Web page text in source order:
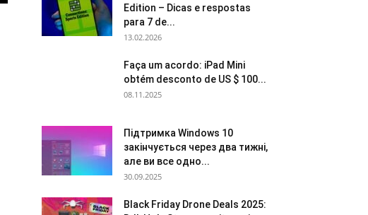
Edition – Dicas e respostas
para 7 de...
13.02.2026
Faça um acordo: iPad Mini
obtém desconto de US $ 100...
08.11.2025
Підтримка Windows 10
закінчується через два тижні,
але ви все одно...
30.09.2025
Black Friday Drone Deals 2025: